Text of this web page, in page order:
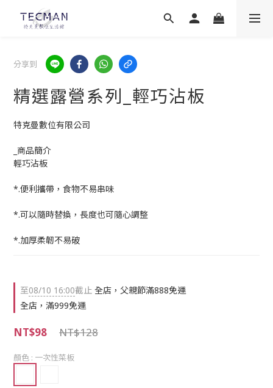
分享到
精選露營系列_輕巧沾板
特克曼數位有限公司
_商品簡介
輕巧沾板
*.便利攜帶，食物不易串味
*.可以隨時替換，長度也可隨心調整
*.加厚柔韌不易破
至08/10 16:00截止 全店，父親節滿888免運
全店，滿999免運
NT$128
NT$98
顏色 : 一次性菜板